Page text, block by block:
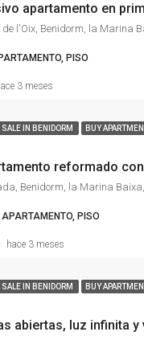
PISO
3 meses
IN BENIDORM BUY
APARTAMENTO, PISO
hace 3 meses
IN BENIDORM BUY